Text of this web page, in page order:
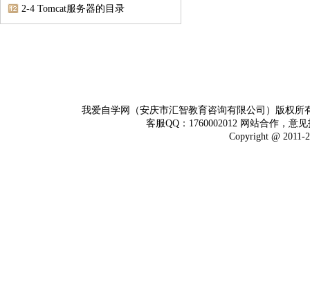
2-4 Tomcat服务器的目录
我爱自学网（安庆市汇智教育咨询有限公司）版权
客服QQ：1760002012 网站合作，意
Copyright @